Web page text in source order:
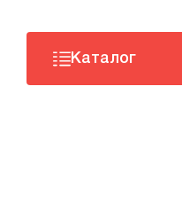
Каталог